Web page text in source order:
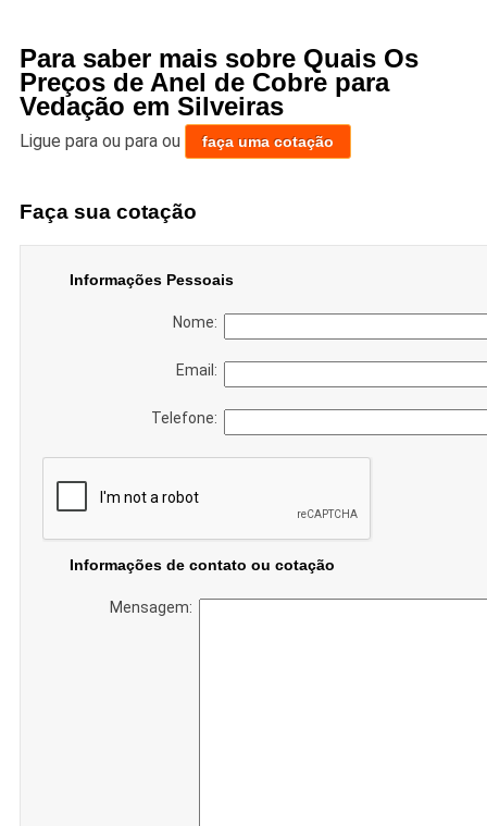
Para saber mais sobre Quais Os
Preços de Anel de Cobre para
Vedação em Silveiras
Ligue para ou para ou faça uma cotação
Faça sua cotação
Informações Pessoais
Nome:
Email:
Telefone:
Informações de contato ou cotação
Mensagem: